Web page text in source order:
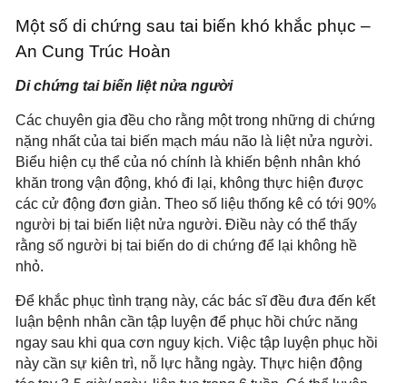
Một số di chứng sau tai biến khó khắc phục –
An Cung Trúc Hoàn
Di chứng tai biến liệt nửa người
Các chuyên gia đều cho rằng một trong những di chứng
nặng nhất của tai biến mạch máu não là liệt nửa người.
Biểu hiện cụ thể của nó chính là khiến bệnh nhân khó
khăn trong vận động, khó đi lại, không thực hiện được
các cử động đơn giản. Theo số liệu thống kê có tới 90%
người bị tai biến liệt nửa người. Điều này có thể thấy
rằng số người bị tai biến do di chứng để lại không hề
nhỏ.
Để khắc phục tình trạng này, các bác sĩ đều đưa đến kết
luận bệnh nhân cần tập luyện để phục hồi chức năng
ngay sau khi qua cơn nguy kịch. Việc tập luyện phục hồi
này cần sự kiên trì, nỗ lực hằng ngày. Thực hiện động